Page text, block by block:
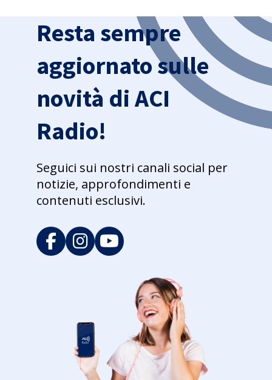
Resta sempre
aggiornato sulle
novità di ACI
Radio!
Seguici sui nostri canali social per
notizie, approfondimenti e
contenuti esclusivi.